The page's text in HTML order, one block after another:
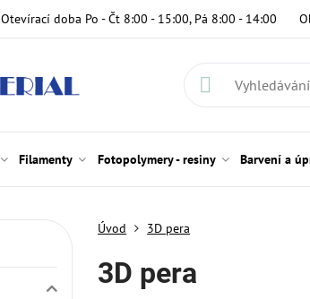
Otevírací doba Po - Čt 8:00 - 15:00, Pá 8:00 - 14:00
Filamenty Fotopolymery - resiny Barvení a
Úvod 3D pera
3D pera